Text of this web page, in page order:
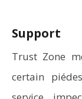
Support
Trust Zone
certain